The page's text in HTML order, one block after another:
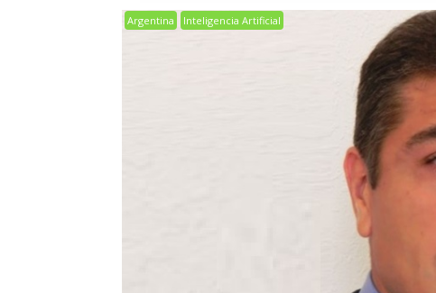
Argentina Inteligencia Artificial